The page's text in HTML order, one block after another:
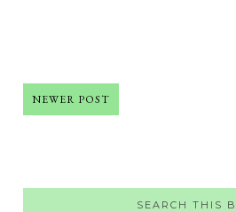
NEWER POST
SEARCH THIS